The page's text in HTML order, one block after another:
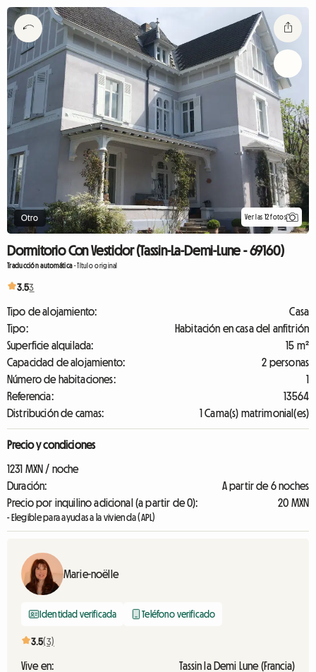
Otro Ver las 12 fotos
Dormitorio Con Vestidor (Tassin-La-Demi-Lune - 69160)
Traducción automática-Título original
3.53
Tipo de alojamiento:
Casa
Tipo:
Habitación en casa del anfitrión
Superficie alquilada:
15 m²
Capacidad de alojamiento:
2 personas
Número de habitaciones:
1
Referencia:
13564
Distribución de camas:
1 Cama(s) matrimonial(es)
Precio y condiciones
1231 MXN / noche
Duración:
A partir de 6 noches
Precio por inquilino adicional (a partir de 0):
20 MXN
- Elegible para ayudas a la vivienda (APL)
Marie-noëlle
Identidad verificada Teléfono verificado
3.5(3)
Vive en:
Tassin la Demi Lune (Francia)